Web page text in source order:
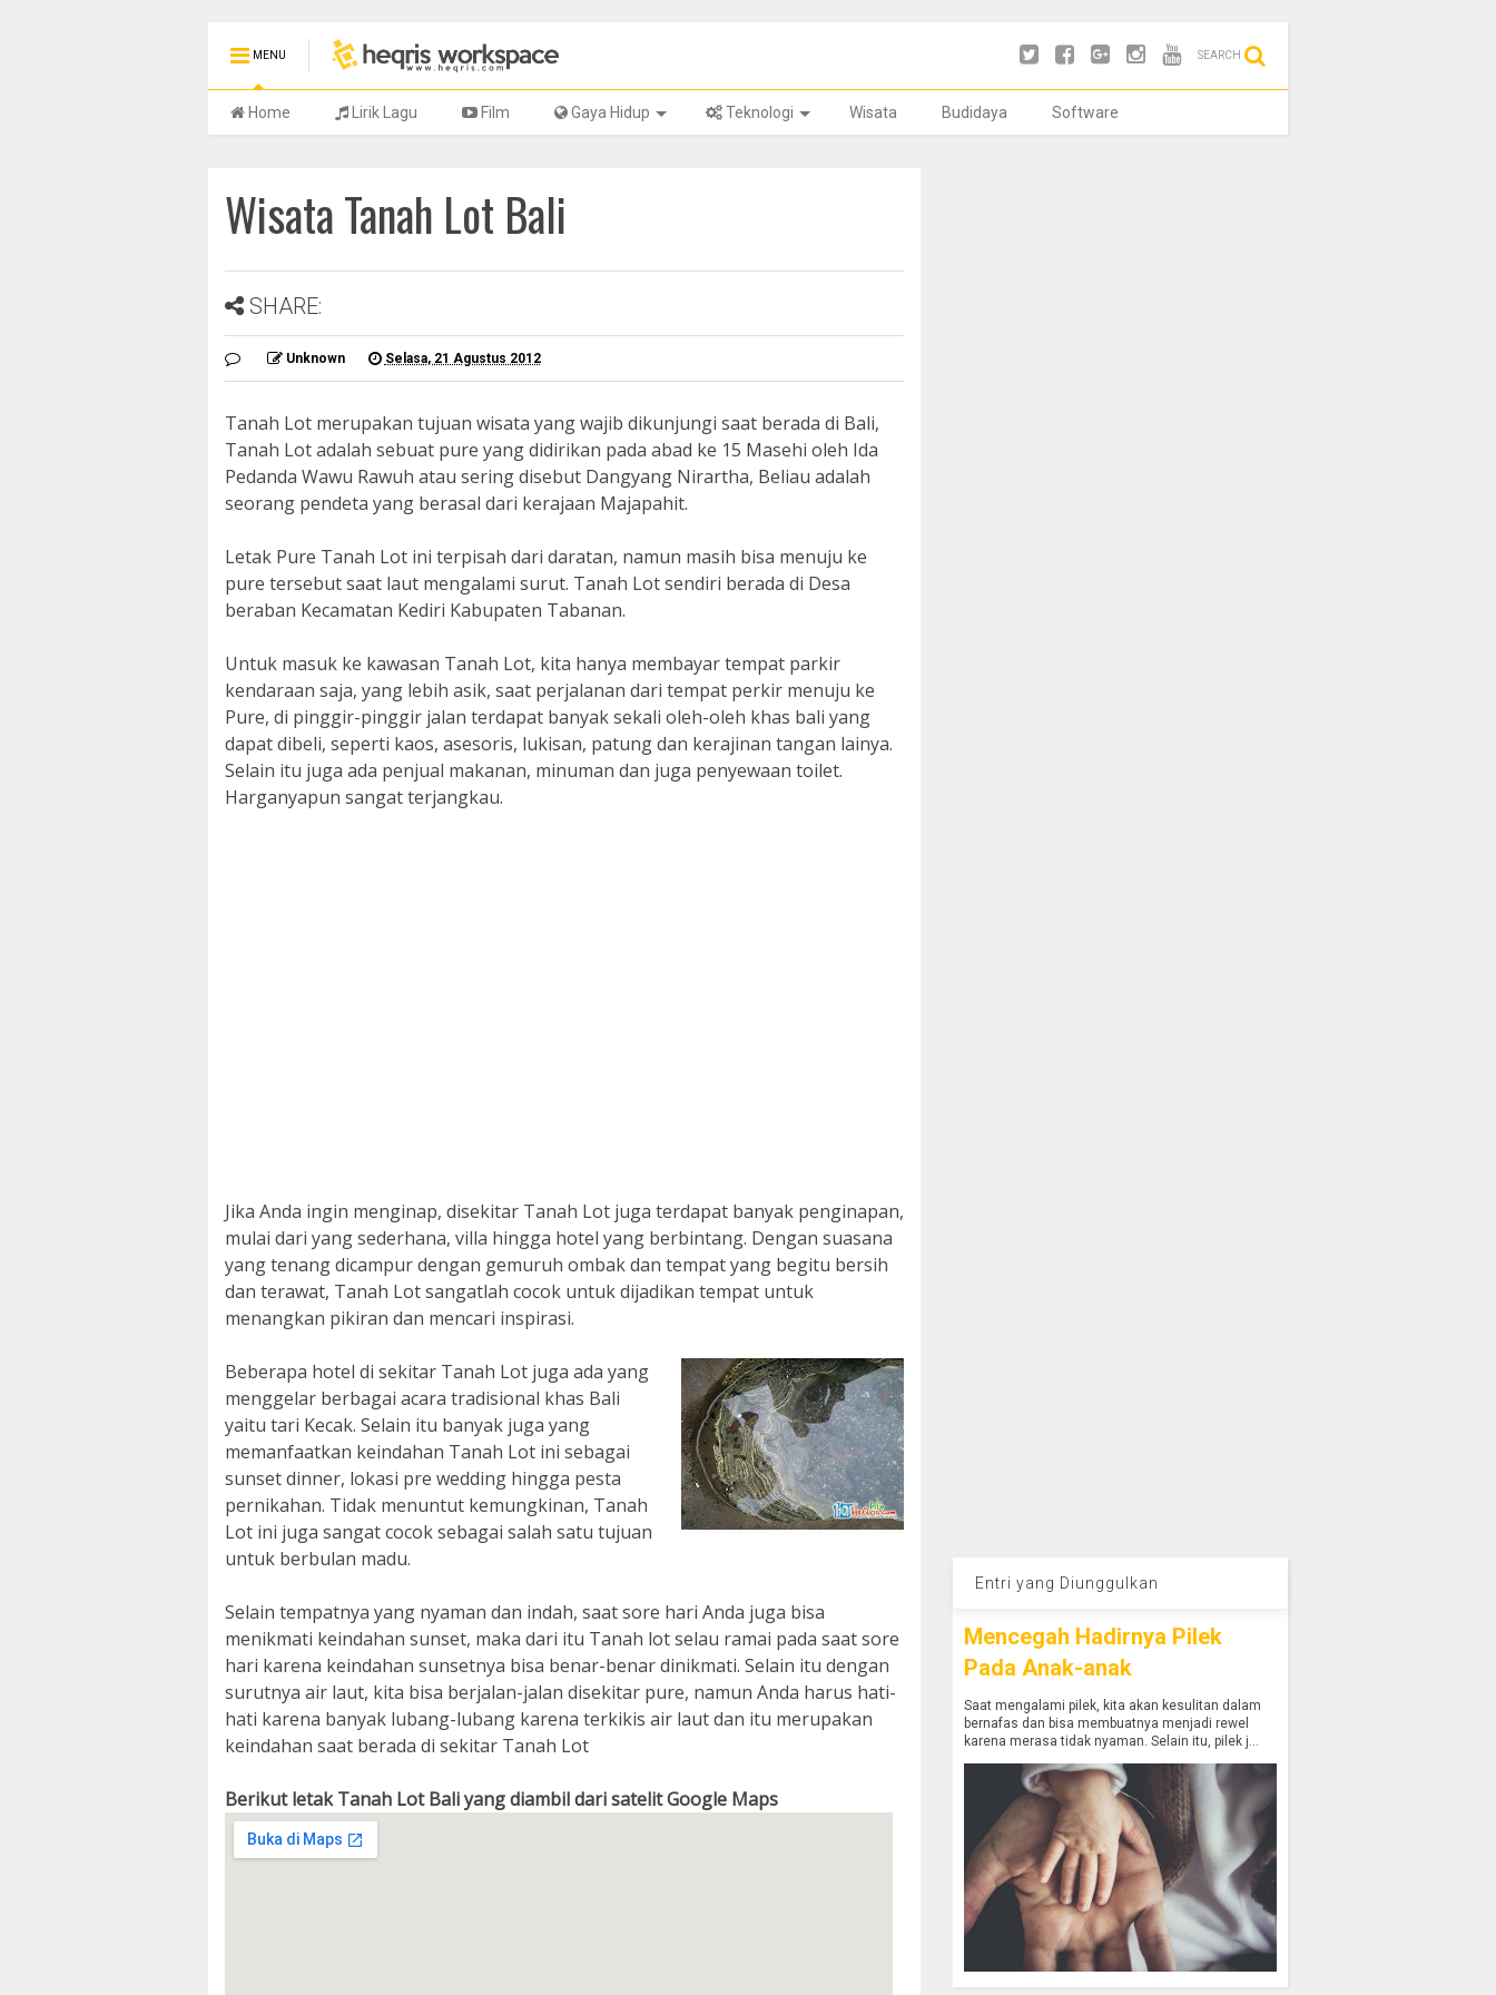
MENU SEARCH
Home Lirik Lagu Film Gaya Hidup Teknologi Wisata Budidaya Software
Wisata Tanah Lot Bali
SHARE:
Unknown Selasa, 21 Agustus 2012
Tanah Lot merupakan tujuan wisata yang wajib dikunjungi saat berada di Bali,
Tanah Lot adalah sebuat pure yang didirikan pada abad ke 15 Masehi oleh Ida
Pedanda Wawu Rawuh atau sering disebut Dangyang Nirartha, Beliau adalah
seorang pendeta yang berasal dari kerajaan Majapahit.
Letak Pure Tanah Lot ini terpisah dari daratan, namun masih bisa menuju ke
pure tersebut saat laut mengalami surut. Tanah Lot sendiri berada di Desa
beraban Kecamatan Kediri Kabupaten Tabanan.
Untuk masuk ke kawasan Tanah Lot, kita hanya membayar tempat parkir
kendaraan saja, yang lebih asik, saat perjalanan dari tempat perkir menuju ke
Pure, di pinggir-pinggir jalan terdapat banyak sekali oleh-oleh khas bali yang
dapat dibeli, seperti kaos, asesoris, lukisan, patung dan kerajinan tangan lainya.
Selain itu juga ada penjual makanan, minuman dan juga penyewaan toilet.
Harganyapun sangat terjangkau.
Jika Anda ingin menginap, disekitar Tanah Lot juga terdapat banyak penginapan,
mulai dari yang sederhana, villa hingga hotel yang berbintang. Dengan suasana
yang tenang dicampur dengan gemuruh ombak dan tempat yang begitu bersih
dan terawat, Tanah Lot sangatlah cocok untuk dijadikan tempat untuk
menangkan pikiran dan mencari inspirasi.
Beberapa hotel di sekitar Tanah Lot juga ada yang
menggelar berbagai acara tradisional khas Bali
yaitu tari Kecak. Selain itu banyak juga yang
memanfaatkan keindahan Tanah Lot ini sebagai
sunset dinner, lokasi pre wedding hingga pesta
pernikahan. Tidak menuntut kemungkinan, Tanah
Lot ini juga sangat cocok sebagai salah satu tujuan
untuk berbulan madu.
Selain tempatnya yang nyaman dan indah, saat sore hari Anda juga bisa
menikmati keindahan sunset, maka dari itu Tanah lot selau ramai pada saat sore
hari karena keindahan sunsetnya bisa benar-benar dinikmati. Selain itu dengan
surutnya air laut, kita bisa berjalan-jalan disekitar pure, namun Anda harus hati-
hati karena banyak lubang-lubang karena terkikis air laut dan itu merupakan
keindahan saat berada di sekitar Tanah Lot
Berikut letak Tanah Lot Bali yang diambil dari satelit Google Maps
Entri yang Diunggulkan
Mencegah Hadirnya Pilek
Pada Anak-anak
Saat mengalami pilek, kita akan kesulitan dalam
bernafas dan bisa membuatnya menjadi rewel
karena merasa tidak nyaman. Selain itu, pilek j...